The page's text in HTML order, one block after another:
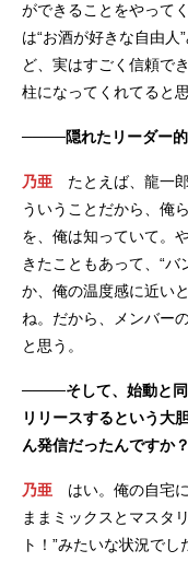
ができることをやって
は“お酒が好きな自由人
ど、実はすごく信頼で
柱になってくれてると
────隠れたリーダー的
乃亜 たとえば、龍一
ういうことだから、俺
を、俺は知っていて。
きたこともあって、“バ
か、俺の温度感に近い
ね。だから、メンバー
と思う。
────そして、始動と
リリースするという大
ん発信だったんですか？
乃亜 はい。俺の自宅
ままミックスとマスタ
ト！”みたいな状況で